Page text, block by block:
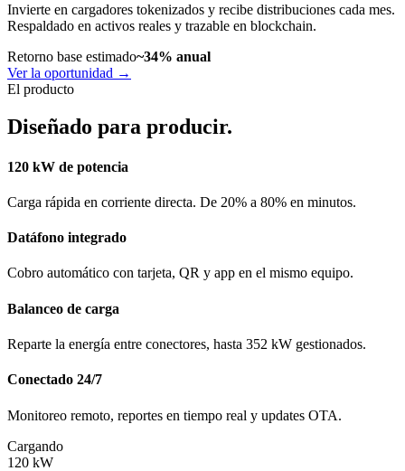
Invierte en cargadores tokenizados y recibe distribuciones cada mes.
Respaldado en activos reales y trazable en blockchain.
Retorno base estimado~34% anual
Ver la oportunidad →
El producto
Diseñado para producir.
120 kW de potencia
Carga rápida en corriente directa. De 20% a 80% en minutos.
Datáfono integrado
Cobro automático con tarjeta, QR y app en el mismo equipo.
Balanceo de carga
Reparte la energía entre conectores, hasta 352 kW gestionados.
Conectado 24/7
Monitoreo remoto, reportes en tiempo real y updates OTA.
Cargando
120 kW